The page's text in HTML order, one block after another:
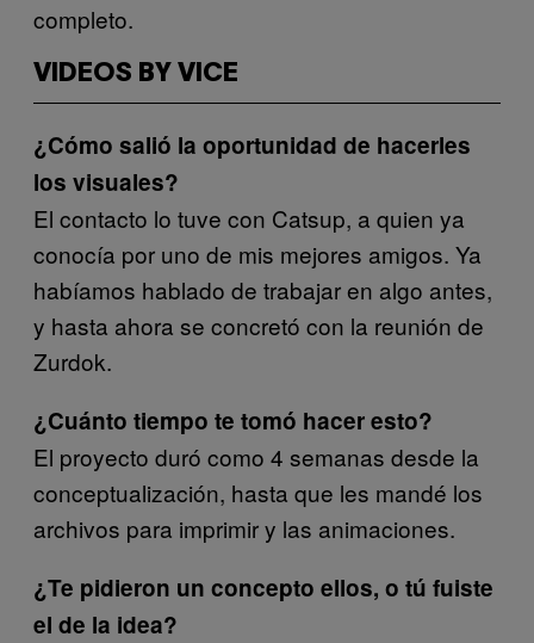
completo.
VIDEOS BY VICE
¿Cómo salió la oportunidad de hacerles
los visuales?
El contacto lo tuve con Catsup, a quien ya
conocía por uno de mis mejores amigos. Ya
habíamos hablado de trabajar en algo antes,
y hasta ahora se concretó con la reunión de
Zurdok.
¿Cuánto tiempo te tomó hacer esto?
El proyecto duró como 4 semanas desde la
conceptualización, hasta que les mandé los
archivos para imprimir y las animaciones.
¿Te pidieron un concepto ellos, o tú fuiste
el de la idea?